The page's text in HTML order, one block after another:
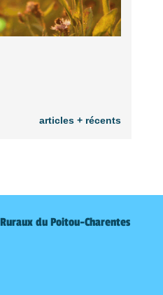
articles + récents
du Poitou-Charentes